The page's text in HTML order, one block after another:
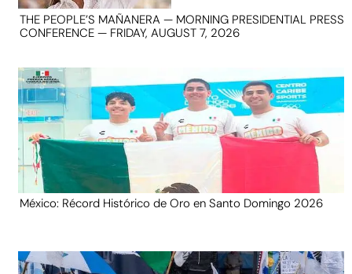
THE PEOPLE’S MAÑANERA — MORNING PRESIDENTIAL PRESS
CONFERENCE — FRIDAY, AUGUST 7, 2026
México: Récord Histórico de Oro en Santo Domingo 2026